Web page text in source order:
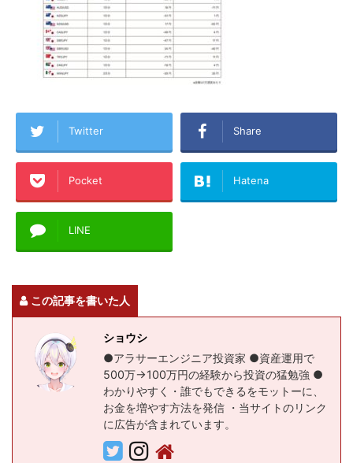
Twitter Share
Pocket Hatena
LINE
この記事を書いた人
ショウシ
●アラサーエンジニア投資家 ●資産運用で
500万→100万円の経験から投資の猛勉強 ●
わかりやすく・誰でもできるをモットーに、
お金を増やす方法を発信 ・当サイトのリンク
に広告が含まれています。